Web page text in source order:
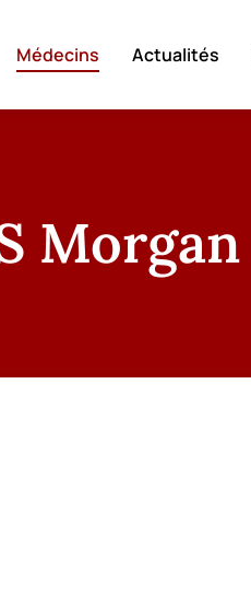
Médecins Actualités
Morgan